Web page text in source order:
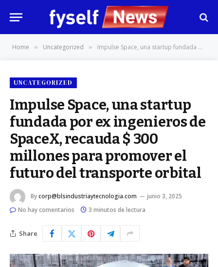
Home » Uncategorized » Impulse Space, una startup fundada por ex ingenieros de SpaceX, recauda $ 300 millones para promover el futuro del transporte orbital
UNCATEGORIZED
Impulse Space, una startup
fundada por ex ingenieros de
SpaceX, recauda $ 300
millones para promover el
futuro del transporte orbital
Bycorp@blsindustriaytecnologia.com
junio 3, 2025
No hay comentarios
3 minutos de lectura
Share